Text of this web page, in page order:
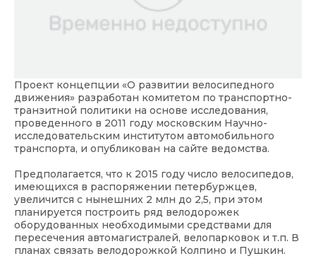
Проект концепции «О развитии велосипедного
движения» разработан комитетом по транспортно-
транзитной политики на основе исследования,
проведенного в 2011 году московским Научно-
исследовательским институтом автомобильного
транспорта, и опубликован на сайте ведомства.
Предполагается, что к 2015 году число велосипедов,
имеющихся в распоряжении петербуржцев,
увеличится с нынешних 2 млн до 2,5, при этом
планируется построить ряд велодорожек
оборудованных необходимыми средствами для
пересечения автомагистралей, велопарковок и т.п. В
планах связать велодорожкой Колпино и Пушкин.